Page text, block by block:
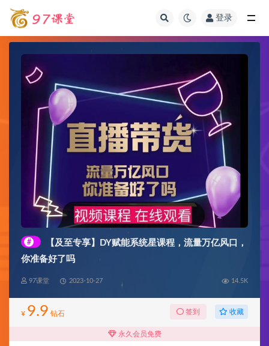
登录
#
【及至专享】DY赋能系统星课程，流量万亿风口，
你准备好了吗
97课堂 2023-10-27 14.5K
¥ 9.9 钻石 签到 收藏
永久会员免费